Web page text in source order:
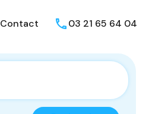
Guide Contact
Contact 03 21 65 64 04